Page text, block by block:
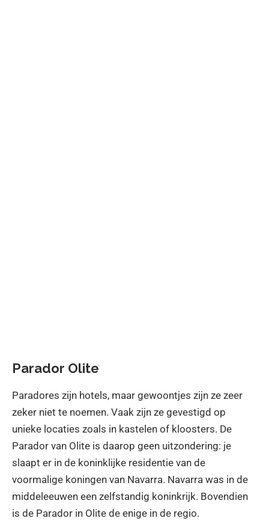
Parador Olite
Paradores zijn hotels, maar gewoontjes zijn ze zeer
zeker niet te noemen. Vaak zijn ze gevestigd op
unieke locaties zoals in kastelen of kloosters. De
Parador van Olite is daarop geen uitzondering: je
slaapt er in de koninklijke residentie van de
voormalige koningen van Navarra. Navarra was in de
middeleeuwen een zelfstandig koninkrijk. Bovendien
is de Parador in Olite de enige in de regio.